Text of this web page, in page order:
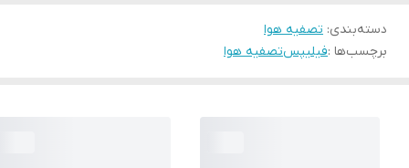
دسته‌بندی: تصفیه هوا
برچسب‌ها :فیلیپستصفیه هوا